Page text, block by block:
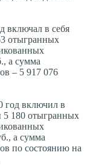
включал в себя
отыгранных
а сумма
– 5 917 076
год включил в
5 180 отыгранных
а сумма
по состоянию на